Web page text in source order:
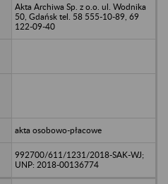
Akta Archiwa Sp. z o.o. ul. Wodnika
50, Gdańsk tel. 58 555-10-89, 69
122-09-40
akta osobowo-płacowe
992700/611/1231/2018-SAK-WJ;
UNP: 2018-00136774